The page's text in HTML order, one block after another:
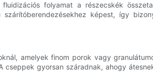
folyamat a részecskék
képest, így
amelyek finom porok vagy
gyorsan száradnak, ahogy